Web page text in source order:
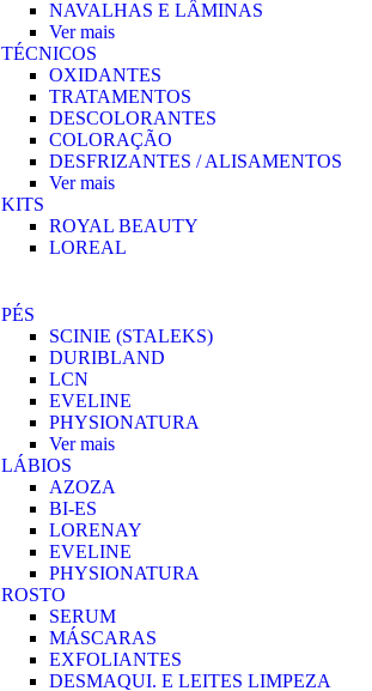
NAVALHAS E LÂMINAS
Ver mais
TÉCNICOS
OXIDANTES
TRATAMENTOS
DESCOLORANTES
COLORAÇÃO
DESFRIZANTES / ALISAMENTOS
Ver mais
KITS
ROYAL BEAUTY
LOREAL
PÉS
SCINIE (STALEKS)
DURIBLAND
LCN
EVELINE
PHYSIONATURA
Ver mais
LÁBIOS
AZOZA
BI-ES
LORENAY
EVELINE
PHYSIONATURA
ROSTO
SERUM
MÁSCARAS
EXFOLIANTES
DESMAQUI. E LEITES LIMPEZA